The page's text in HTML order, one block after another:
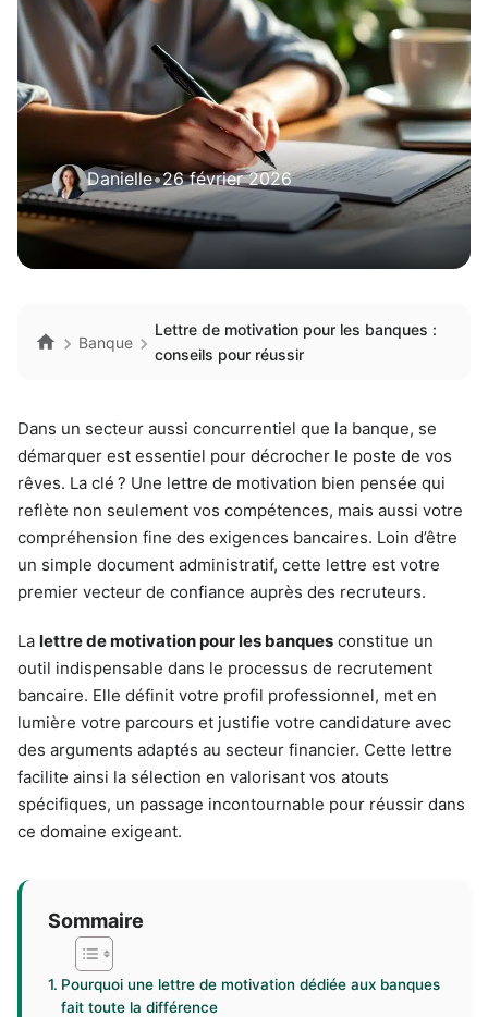
Danielle•26 février 2026
Banque
Lettre de motivation pour les banques :
conseils pour réussir
Dans un secteur aussi concurrentiel que la banque, se
démarquer est essentiel pour décrocher le poste de vos
rêves. La clé ? Une lettre de motivation bien pensée qui
reflète non seulement vos compétences, mais aussi votre
compréhension fine des exigences bancaires. Loin d’être
un simple document administratif, cette lettre est votre
premier vecteur de confiance auprès des recruteurs.
La lettre de motivation pour les banques constitue un
outil indispensable dans le processus de recrutement
bancaire. Elle définit votre profil professionnel, met en
lumière votre parcours et justifie votre candidature avec
des arguments adaptés au secteur financier. Cette lettre
facilite ainsi la sélection en valorisant vos atouts
spécifiques, un passage incontournable pour réussir dans
ce domaine exigeant.
Sommaire
Pourquoi une lettre de motivation dédiée aux banques
fait toute la différence